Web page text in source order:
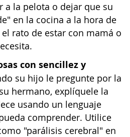
a la pelota o dejar que su
en la cocina a la hora de
rato de estar con mamá o
con sencillez y
su hijo le pregunte por la
hermano, explíquele la
usando un lenguaje
comprender. Utilice
"parálisis cerebral" en